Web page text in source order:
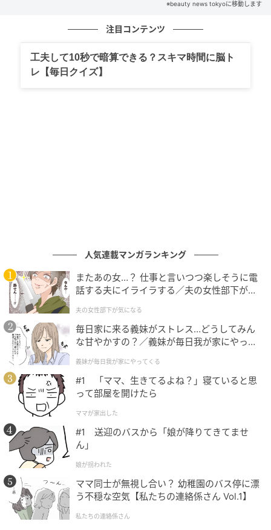
び”を一緒に喜びたくなる※beauty news tokyoに移動します
注目コンテンツ
工夫して10秒で暗算できる？スキマ時間に脳ト
レ【毎日クイズ】
人気連載マンガランキング
またあの女…？ 仕事と言いつつ楽しそうに電
話する夫にイライラする／夫の女性部下が気
夫の女性部下が気になる
毎日家に来る義妹がストレス…どうしてみん
な甘やかすの？／義妹が毎日我が家にやって
が】
義妹が毎日我が家にやってくる
#1 「ママ、生きてるよね？」寝ていると思
って部屋を開けたら
ママが家出した
#1 送迎のバスから「娘が降りてきてませ
ん」
娘が拐われた
ママ同士が無視し合い？ 幼稚園のバス停に漂
う不穏な空気【私たちの連絡係さん Vol.1】
私たちの連絡係さん